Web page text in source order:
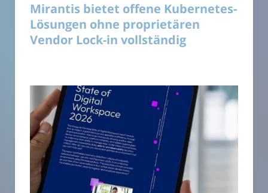
Mirantis bietet offene Kubernetes-
Lösungen ohne proprietären
Vendor Lock-in vollständig